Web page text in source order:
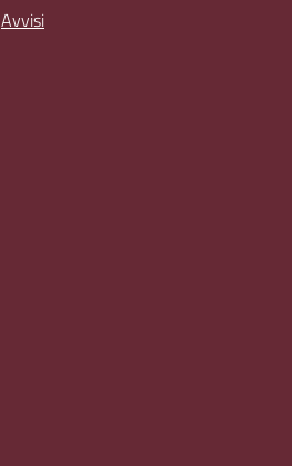
Avvisi